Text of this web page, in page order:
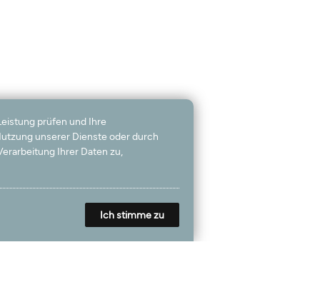
prüfen und Ihre
unserer Dienste oder durch
Ihrer Daten zu,
Ich stimme zu